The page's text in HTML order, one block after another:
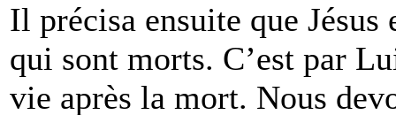
Il précisa ensuite que Jésus
qui sont morts. C’est par
vie après la mort. Nous